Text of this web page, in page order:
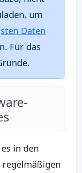
um
Daten
Für das
in den